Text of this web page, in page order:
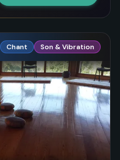
Chant Son & Vibration